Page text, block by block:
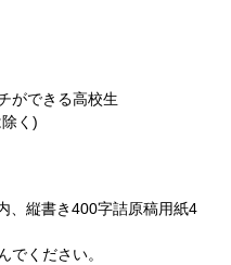
ができる高校生
く)
、縦書き400字詰原稿用紙4
でください。